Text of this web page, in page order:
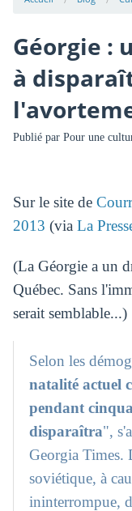
Géorgie :
à
Publié par Pour une
Sur le site de
2013 (via La
(La Géorgie a un
Québec. Sans
serait semblable...)
Selon les
natalité actuel
pendant
disparaîtra",
Georgia Times.
soviétique, à
ininterrompue,